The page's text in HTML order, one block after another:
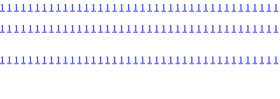
1 1 1 1 1 1 1 1 1 1 1 1 1 1 1 1 1 1 1 1 1 1 1 1 1 1 1 1 1 1 1 1 1 1 1 1 1 1 1 1
1 1 1 1 1 1 1 1 1 1 1 1 1 1 1 1 1 1 1 1 1 1 1 1 1 1 1 1 1 1 1 1 1 1 1 1 1 1 1 1
1 1 1 1 1 1 1 1 1 1 1 1 1 1 1 1 1 1 1 1 1 1 1 1 1 1 1 1 1 1 1 1 1 1 1 1 1 1 1 1